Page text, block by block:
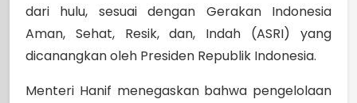
dari hulu, sesuai dengan Gerakan Indonesia
Aman, Sehat, Resik, dan, Indah (ASRI) yang
dicanangkan oleh Presiden Republik Indonesia.
Menteri Hanif menegaskan bahwa pengelolaan